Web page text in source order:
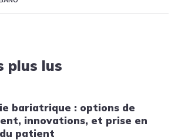
plus lus
bariatrique : options de
innovations, et prise en
patient